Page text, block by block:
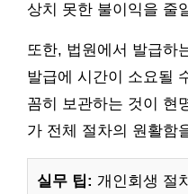
상치 못한 불이익을 줄
또한, 법원에서 발급하
발급에 시간이 소요될
꼼히 보관하는 것이 현
가 전체 절차의 원활함
실무 팁: 개인회생 절